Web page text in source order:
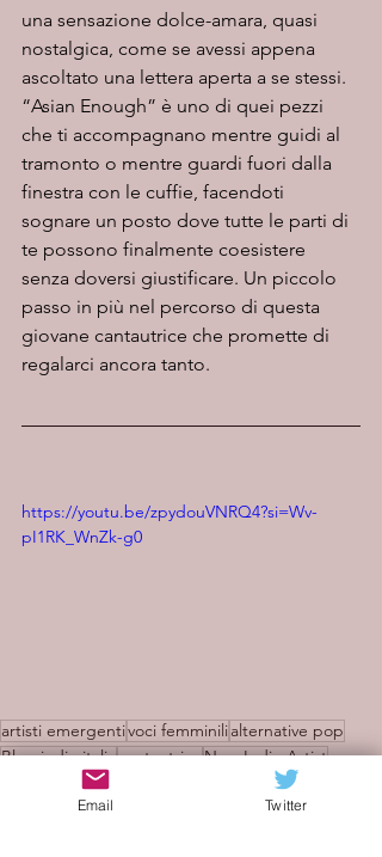
una sensazione dolce-amara, quasi
nostalgica, come se avessi appena
ascoltato una lettera aperta a se stessi.
“Asian Enough” è uno di quei pezzi
che ti accompagnano mentre guidi al
tramonto o mentre guardi fuori dalla
finestra con le cuffie, facendoti
sognare un posto dove tutte le parti di
te possono finalmente coesistere
senza doversi giustificare. Un piccolo
passo in più nel percorso di questa
giovane cantautrice che promette di
regalarci ancora tanto.
https://youtu.be/zpydouVNRQ4?si=Wv-
pI1RK_WnZk-g0
artisti emergentivoci femminilialternative pop
Blog indie italiacantautriceNew Indie Artist
cantautori indie
RecensioniEmail Twitter